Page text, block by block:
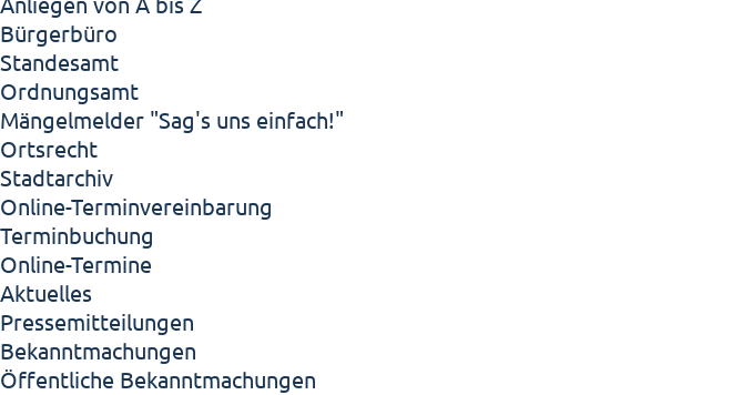
Bürgerbüro
Standesamt
Ordnungsamt
Mängelmelder "Sag's uns einfach!"
Ortsrecht
Stadtarchiv
Online-Terminvereinbarung
Terminbuchung
Online-Termine
Aktuelles
Pressemitteilungen
Bekanntmachungen
Öffentliche Bekanntmachungen